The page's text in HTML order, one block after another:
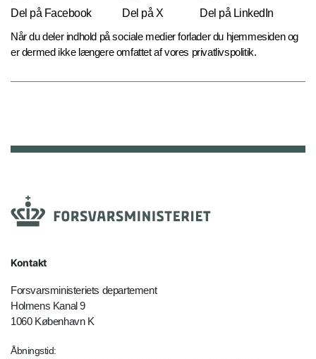
Del på Facebook Del på X
Del på LinkedIn
Når du deler indhold på sociale medier forlader du hjemmesiden og
er dermed ikke længere omfattet af vores privatlivspolitik.
Kontakt
Forsvarsministeriets departement
Holmens Kanal 9
1060 København K
Åbningstid: